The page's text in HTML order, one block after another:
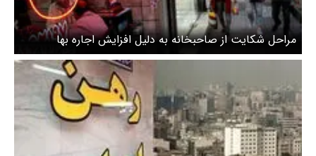
مراحل شکایت از صاحبخانه به دلیل افزایش اجاره بها